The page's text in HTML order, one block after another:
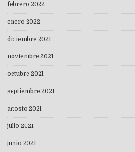
febrero 2022
enero 2022
diciembre 2021
noviembre 2021
octubre 2021
septiembre 2021
agosto 2021
julio 2021
junio 2021